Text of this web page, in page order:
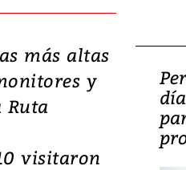
más altas
y
Ruta
visitaron
su
con
inversión
y